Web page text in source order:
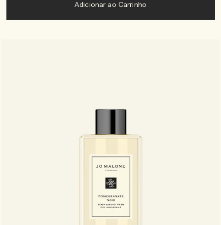
Adicionar ao Carrinho